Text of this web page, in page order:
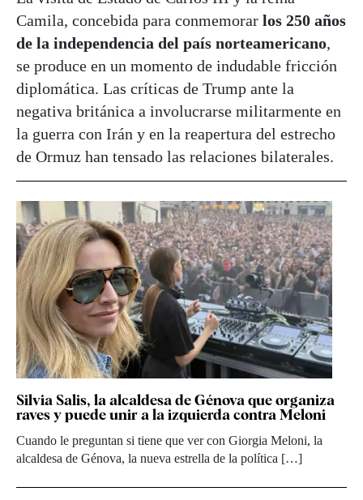
Camila, concebida para conmemorar los 250 años
de la independencia del país norteamericano,
se produce en un momento de indudable fricción
diplomática. Las críticas de Trump ante la
negativa británica a involucrarse militarmente en
la guerra con Irán y en la reapertura del estrecho
de Ormuz han tensado las relaciones bilaterales.
Silvia Salis, la alcaldesa de Génova que organiza
raves y puede unir a la izquierda contra Meloni
Cuando le preguntan si tiene que ver con Giorgia Meloni, la
alcaldesa de Génova, la nueva estrella de la política […]